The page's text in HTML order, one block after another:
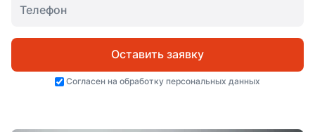
Оставить заявку
Согласен на обработку персональных данных